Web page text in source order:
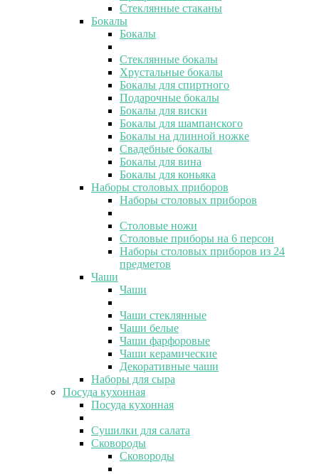
Стеклянные стаканы
Бокалы
Бокалы
Стеклянные бокалы
Хрустальные бокалы
Бокалы для спиртного
Подарочные бокалы
Бокалы для виски
Бокалы для шампанского
Бокалы на длинной ножке
Свадебные бокалы
Бокалы для вина
Бокалы для коньяка
Наборы столовых приборов
Наборы столовых приборов
Столовые ножи
Столовые приборы на 6 персон
Наборы столовых приборов из 24
предметов
Чаши
Чаши
Чаши стеклянные
Чаши белые
Чаши фарфоровые
Чаши керамические
Декоративные чаши
Наборы для сыра
Посуда кухонная
Посуда кухонная
Сушилки для салата
Сковороды
Сковороды